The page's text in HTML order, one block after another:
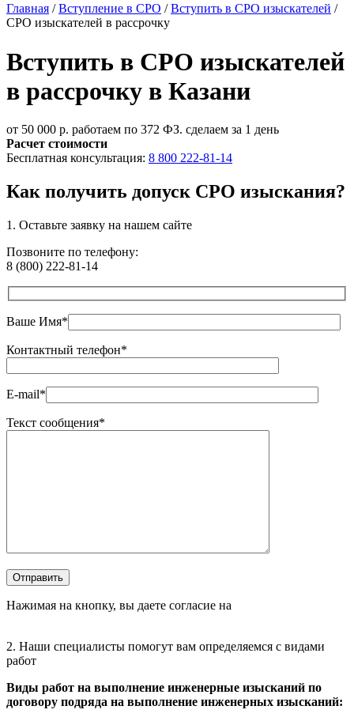
Главная /Вступление в СРО /Вступить в СРО изыскателей /
СРО изыскателей в рассрочку
Вступить в СРО изыскателей
в рассрочку в Казани
от 50 000 р. работаем по 372 ФЗ. сделаем за 1 день
Расчет стоимости
Бесплатная консультация: 8 800 222-81-14
Как получить допуск СРО изыскания?
1. Оставьте заявку на нашем сайте
Позвоните по телефону:
8 (800) 222-81-14
Ваше Имя*
Контактный телефон*
E-mail*
Текст сообщения*
Оставьте это поле пустым.
Отправить
Нажимая на кнопку, вы даете согласие на
2. Наши специалисты помогут вам определяемся с видами
работ
Виды работ на выполнение инженерные изысканий по
договору подряда на выполнение инженерных изысканий: